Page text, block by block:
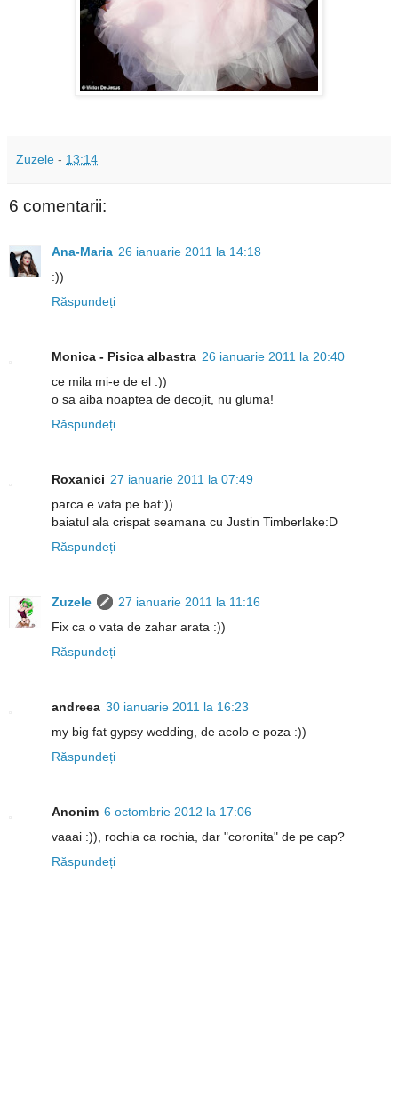
Zuzele - 13:14
6 comentarii:
Ana-Maria 26 ianuarie 2011 la 14:18
:))
Răspundeți
Monica - Pisica albastra 26 ianuarie 2011 la 20:40
ce mila mi-e de el :))
o sa aiba noaptea de decojit, nu gluma!
Răspundeți
Roxanici 27 ianuarie 2011 la 07:49
parca e vata pe bat:))
baiatul ala crispat seamana cu Justin Timberlake:D
Răspundeți
Zuzele
27 ianuarie 2011 la 11:16
Fix ca o vata de zahar arata :))
Răspundeți
andreea 30 ianuarie 2011 la 16:23
my big fat gypsy wedding, de acolo e poza :))
Răspundeți
Anonim 6 octombrie 2012 la 17:06
vaaai :)), rochia ca rochia, dar "coronita" de pe cap?
Răspundeți